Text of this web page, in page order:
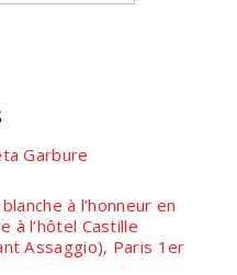
Garbure
à l’honneur en
à l’hôtel Castille
Assaggio), Paris 1er